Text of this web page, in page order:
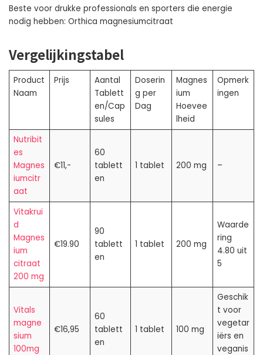
Beste voor drukke professionals en sporters die energie
nodig hebben: Orthica magnesiumcitraat
Vergelijkingstabel
Product
Naam
Prijs
Aantal
Tablett
en/Cap
sules
Doserin
g per
Dag
Magnes
ium
Hoevee
lheid
Opmerk
ingen
Nutribit
es
Magnes
iumcitr
aat
€11,-
60
tablett
en
1 tablet 200 mg –
Vitakrui
d
Magnes
ium
citraat
200 mg
€19.90
90
tablett
en
1 tablet 200 mg
Waarde
ring
4.80 uit
5
Vitals
magne
sium
100mg
€16,95
60
tablett
en
1 tablet 100 mg
Geschik
t voor
vegetar
iërs en
veganis